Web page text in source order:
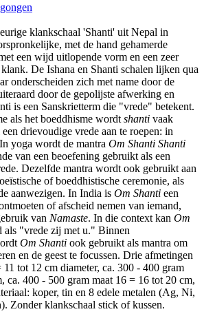
klankschaal 'Shanti' uit Nepal in
met de hand gehamerde
een wijd uitlopende vorm en een zeer
De Ishana en Shanti schalen lijken qua
onderscheiden zich met name door de
door de gepolijste afwerking en
is een Sanskrietterm die "vrede" betekent.
als het boeddhisme wordt shanti vaak
drievoudige vrede aan te roepen: in
yoga wordt de mantra Om Shanti Shanti
van een beoefening gebruikt als een
Dezelfde mantra wordt ook gebruikt aan
of boeddhistische ceremonie, als
aanwezigen. In India is Om Shanti een
of afscheid nemen van iemand,
van Namaste. In die context kan Om
als "vrede zij met u." Binnen
Om Shanti ook gebruikt als mantra om
en de geest te focussen. Drie afmetingen
11 tot 12 cm diameter, ca. 300 - 400 gram
ca. 400 - 500 gram maat 16 = 16 tot 20 cm,
koper, tin en 8 edele metalen (Ag, Ni,
Zonder klankschaal stick of kussen.